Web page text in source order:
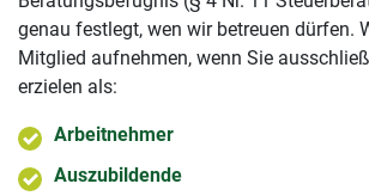
genau festlegt, wen wir betreuen dürfen.
Mitglied aufnehmen, wenn Sie
erzielen als:
Arbeitnehmer
Auszubildende